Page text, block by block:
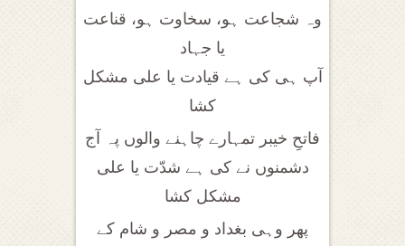
وہ شجاعت ہو، سخاوت ہو، قناعت
یا جہاد
آپ ہی کی ہے قیادت یا علی مشکل
کشا
فاتحِ خیبر تمہارے چاہنے والوں پہ آج
دشمنوں نے کی ہے شدّت یا علی
مشکل کشا
پھر وہی بغداد و مصر و شام کے